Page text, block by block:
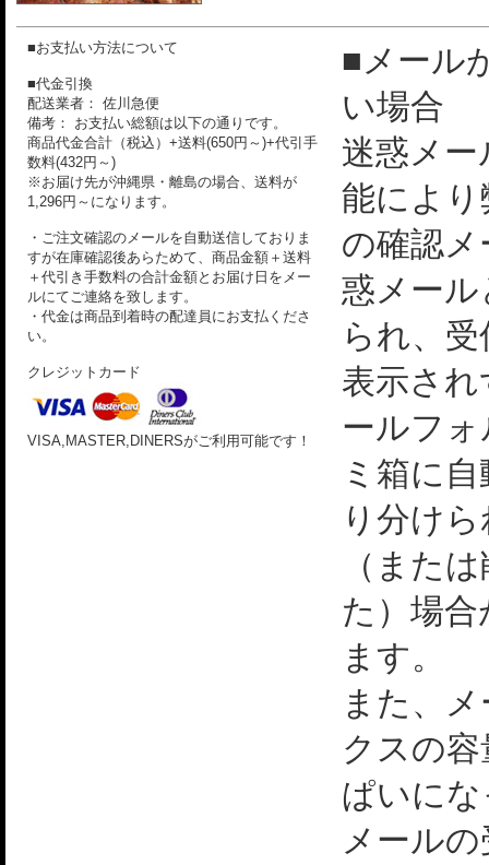
■お支払い方法について
■代金引換
配送業者： 佐川急便
備考： お支払い総額は以下の通りです。
商品代金合計（税込）+送料(650円～)+代引手
数料(432円～)
※お届け先が沖縄県・離島の場合、送料が
1,296円～になります。
・ご注文確認のメールを自動送信しておりま
すが在庫確認後あらためて、商品金額＋送料
＋代引き手数料の合計金額とお届け日をメー
ルにてご連絡を致します。
・代金は商品到着時の配達員にお支払くださ
い。
クレジットカード
VISA,MASTER,DINERSがご利用可能です！
■メール
い場合
迷惑メー
能によ
の確認
惑メー
られ、
表示さ
ールフ
ミ箱に
り分け
（また
た）場
ます。
また、
クスの
ぱいに
メール